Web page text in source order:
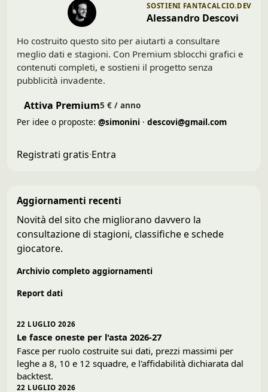
SOSTIENI FANTACALCIO.DEV
Alessandro Descovi
Ho costruito questo sito per aiutarti a consultare
meglio dati e stagioni. Con Premium sblocchi grafici e
contenuti completi, e sostieni il progetto senza
pubblicità invadente.
Attiva Premium5 € / anno
Per idee o proposte: @simonini · descovi@gmail.com
Registrati gratis·Entra
Aggiornamenti recenti
Novità del sito che migliorano davvero la
consultazione di stagioni, classifiche e schede
giocatore.
Archivio completo aggiornamenti
Report dati
22 LUGLIO 2026
Le fasce oneste per l'asta 2026-27
Fasce per ruolo costruite sui dati, prezzi massimi per
leghe a 8, 10 e 12 squadre, e l'affidabilità dichiarata dal
backtest.
22 LUGLIO 2026